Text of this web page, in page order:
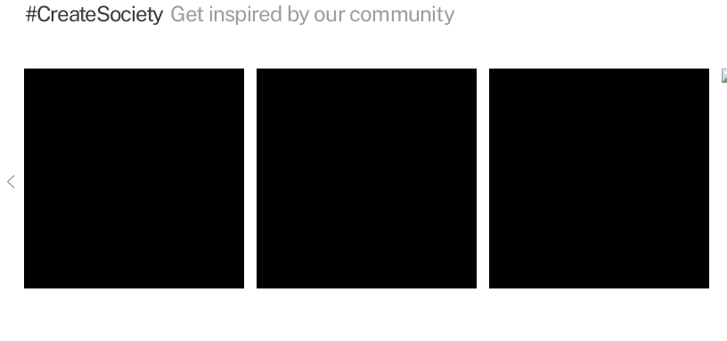
#CreateSociety Get inspired by our community